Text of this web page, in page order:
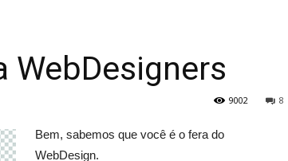
WebDesigners
8
9002
Bem, sabemos que você é o fera do
WebDesign.